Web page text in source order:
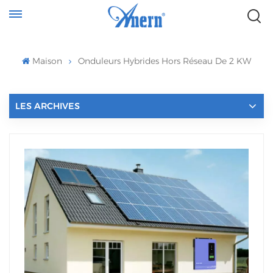
Maison Onduleurs Hybrides Hors Réseau De 2 KW
LES ARCHIVES